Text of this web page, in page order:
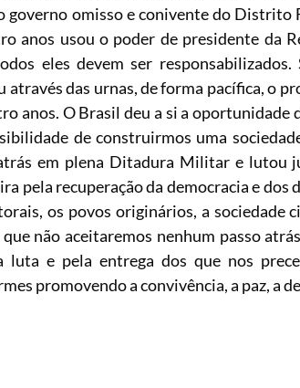
governo omisso e conivente do Distrito
anos usou o poder de presidente da
eles devem ser
através das urnas, de forma pacífica, o
anos. O Brasil deu a si a oportunidade
de construirmos uma
em plena Ditadura Militar e lutou
pela recuperação da democracia e
os povos originários, a sociedade
não aceitaremos nenhum passo
luta e pela entrega dos que nos
promovendo a convivência, a paz, a